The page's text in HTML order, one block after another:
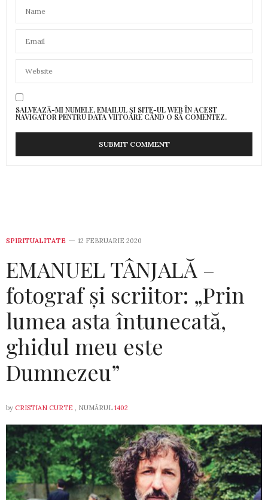
SALVEAZĂ-MI NUMELE, EMAILUL ȘI SITE-UL WEB ÎN ACEST
NAVIGATOR PENTRU DATA VIITOARE CÂND O SĂ COMENTEZ.
SPIRITUALITATE 12 FEBRUARIE 2020
EMANUEL TÂNJALĂ –
fotograf și scriitor: „Prin
lumea asta întunecată,
ghidul meu este
Dumnezeu”
by CRISTIAN CURTE , NUMĂRUL 1402